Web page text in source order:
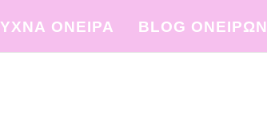
ΟΝΕΙΡΑ BLOG ΟΝΕΙΡΩΝ